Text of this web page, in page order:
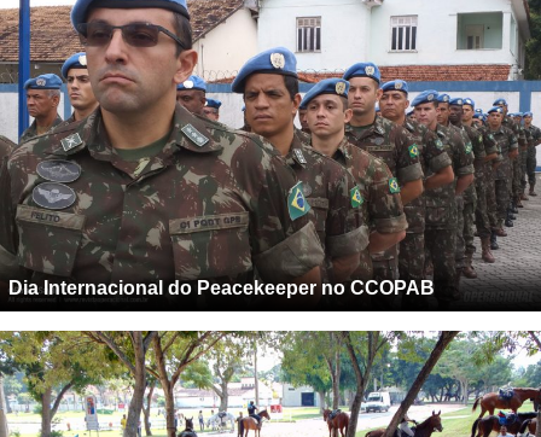
Dia Internacional do Peacekeeper no CCOPAB